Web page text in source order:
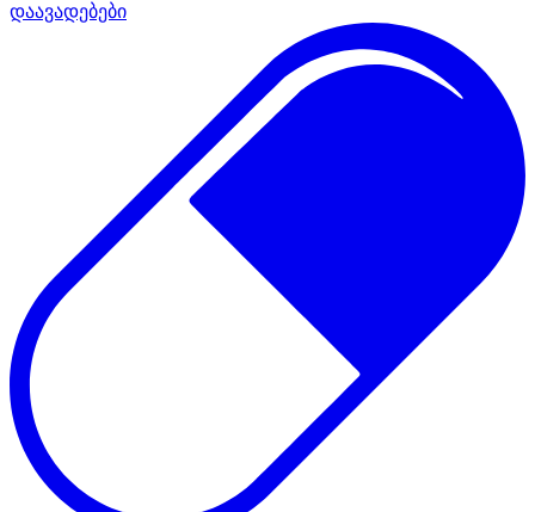
დაავადებები